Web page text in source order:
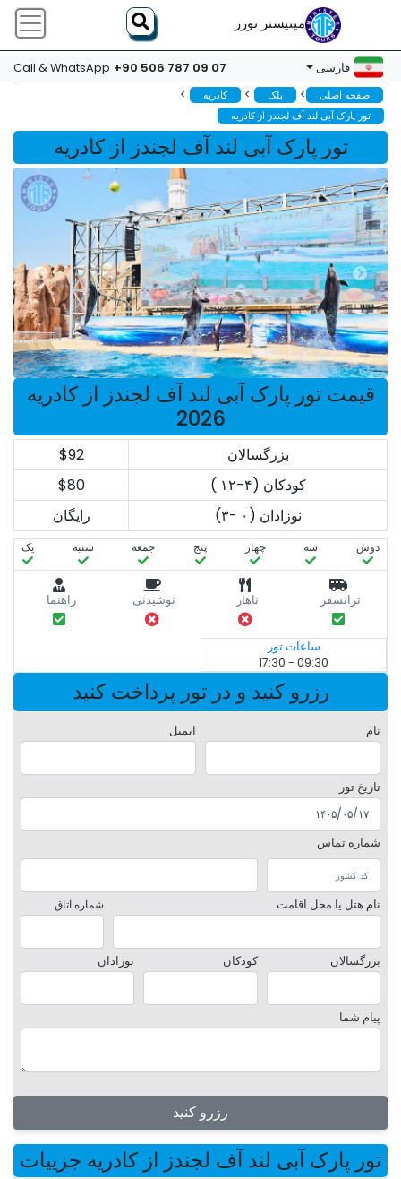
مینیستر تورز
فارسی Call & WhatsApp +90 506 787 09 07
صفحه اصلی > بلک > کادریه >
تور پارک آبی لند آف لجندز از کادریه
تور پارک آبی لند آف لجندز از کادریه
قیمت تور پارک آبی لند آف لجندز از کادریه
2026
بزرگسالان
$92
کودکان (۴-۱۲ )
$80
نوزادان (۰ -۳)
رایگان
دوش سه‌ چهار پنج جمعه شنبه یک
ترانسفر ناهار نوشیدنی راهنما
ساعات تور
09:30 - 17:30
رزرو کنید و در تور پرداخت کنید
نام ایمیل
تاریخ تور
شماره تماس
نام هتل یا محل اقامت شماره اتاق
بزرگسالان کودکان نوزادان
پیام شما
رزرو کنید
تور پارک آبی لند آف لجندز از کادریه جزییات